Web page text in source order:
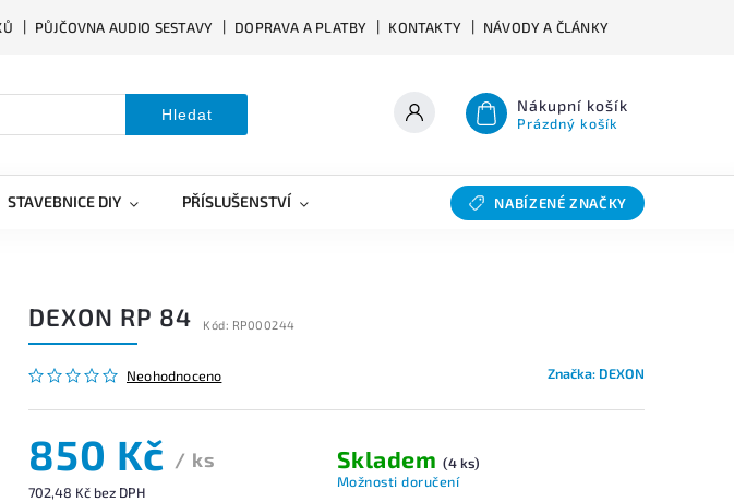
PŮJČOVNA AUDIO SESTAVY DOPRAVA A PLATBY KONTAKTY NÁVODY A ČLÁNKY
Hledat Nákupní košík
Prázdný košík
STAVEBNICE DIY PŘÍSLUŠENSTVÍ SLEVY BAZAR
NABÍZENÉ ZNAČKY
DEXON RP 84 Kód: RP000244
Neohodnoceno Značka: DEXON
850 Kč / ks
702,48 Kč bez DPH
Skladem (4 ks)
Možnosti doručení